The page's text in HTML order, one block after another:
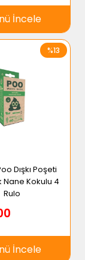
İncele
Dışkı Poşeti
Nane Kokulu 4
Rulo
İncele
%13